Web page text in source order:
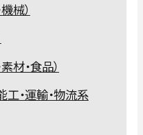
械）
材・食品）
工・運輸・物流系